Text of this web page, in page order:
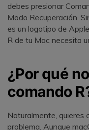
debes presionar
Modo Recuperación.
es un logotipo de
R de tu Mac necesita
¿Por qué
comando
Naturalmente, quieres
problema. Aunque